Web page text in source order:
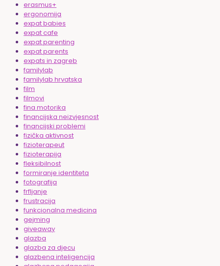
erasmus+
ergonomija
expat babies
expat cafe
expat parenting
expat parents
expats in zagreb
familylab
familylab hrvatska
film
filmovi
fina motorika
financijska neizvjesnost
financijski problemi
fizička aktivnost
fizioterapeut
fizioterapija
fleksibilnost
formiranje identiteta
fotografija
frfljanje
frustracija
funkcionalna medicina
gejming
giveaway
glazba
glazba za djecu
glazbena inteligencija